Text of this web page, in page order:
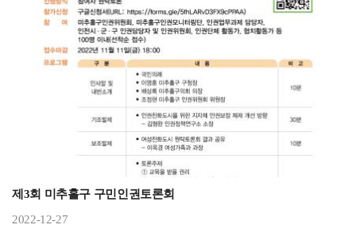
제3회 미추홀구 구민인권토론회
2022-12-27